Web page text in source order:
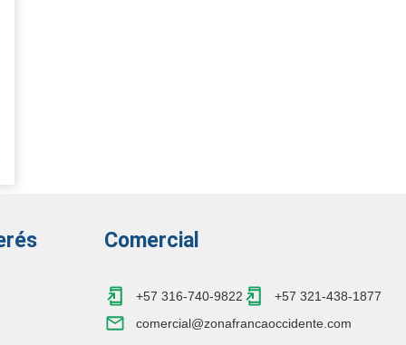
Comercial
+57 316-740-9822
+57 321-438-1877
comercial@zonafrancaoccidente.com